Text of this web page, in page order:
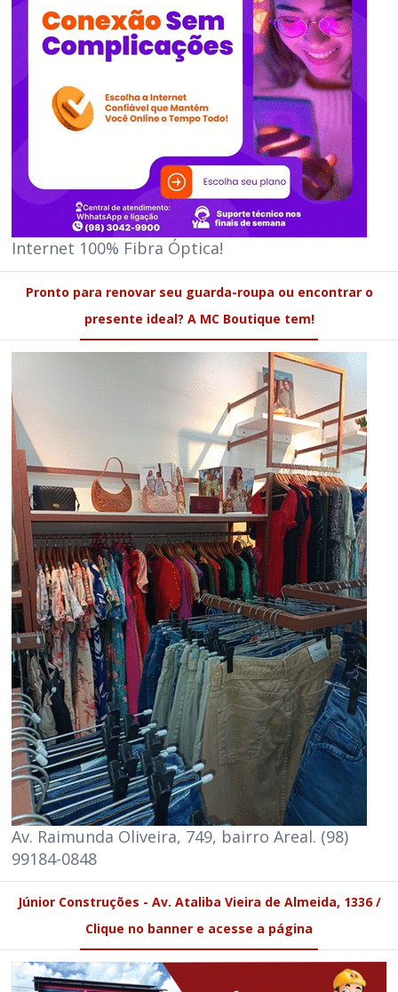
Internet 100% Fibra Óptica!
Pronto para renovar seu guarda-roupa ou encontrar o
presente ideal? A MC Boutique tem!
Av. Raimunda Oliveira, 749, bairro Areal. (98)
99184-0848
Júnior Construções - Av. Ataliba Vieira de Almeida, 1336 /
Clique no banner e acesse a página